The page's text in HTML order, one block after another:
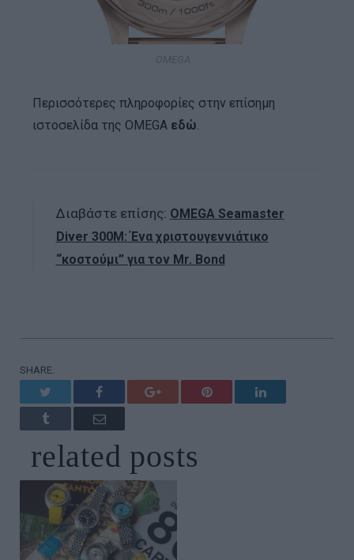
Περισσότερες πληροφορίες στην επίσημη
ιστοσελίδα της OMEGA εδώ
Διαβάστε επίσης: OMEGA Seamaster
Diver 300M: Ένα χριστουγεννιάτικο
“κοστούμι” για τον Mr. Bond
SHARE.
Facebook Google+ Pinterest LinkedIn
Tumblr Email
related posts